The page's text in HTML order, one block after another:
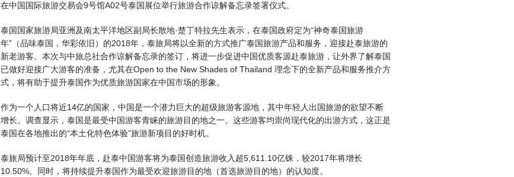
在中国国际旅游交易会9号馆A02号泰国展位举行旅游合作谅解备忘录签署仪式。
泰国国家旅游局亚洲及南太平洋地区副局长散地·楚丁特拉先生表示，在泰国政府定为“神奇泰国旅游
年”（品味泰国，华彩依旧）的2018年，泰旅局将以全新的方式推广泰国旅游产品和服务，迎接赴泰旅游的
新老游客。本次与中旅总社合作谅解备忘录的签订，将进一步促进中国优质客源赴泰旅游，让外界了解泰国
已做好迎接广大游客的准备，尤其在Open to the New Shades of Thailand 理念下的全新产品和服务推介方
式，将有助于提升泰国作为优质旅游国家在中国市场的形象。
作为一个人口将近14亿的国家，中国是一个潜力巨大的超级旅游客源地，其中年轻人出国旅游的欲望不断
增长。调查显示，泰国是最受中国游客青睐的旅游目的地之一。这些游客均崇尚现代化的出游方式，这正是
泰国在各地推出的“本土化特色体验”旅游新项目的好时机。
泰旅局预计至2018年年底，赴泰中国游客将为泰国创造旅游收入超5,611.10亿铢，较2017年将增长
10.50%。同时，将持续提升泰国作为最受欢迎旅游目的地（首选旅游目的地）的认知度。